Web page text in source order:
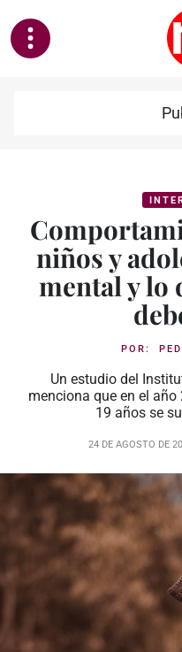
niños y
mental y lo
POR:
Un estudio del
menciona que en el año
19 años se
24 DE AGOSTO DE